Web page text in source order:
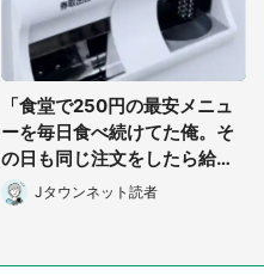
「食堂で250円の最安メニュ
ーを毎日食べ続けてた俺。そ
の日も同じ注文をしたら給仕
のおばさんが...」（栃木県・5
0代男性）
Jタウンネット読者